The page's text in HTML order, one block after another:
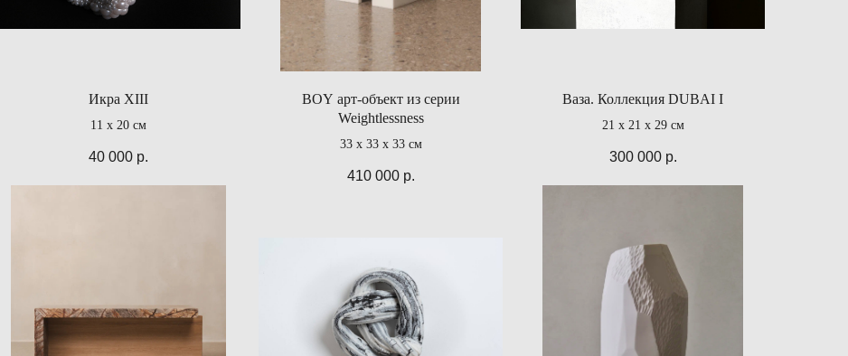
Икра XIII
11 х 20 см
40 000 р.
BOY арт-объект из серии
Weightlessness
33 x 33 x 33 cм
410 000 р.
Ваза. Коллекция DUBAI I
21 х 21 х 29 см
300 000 р.